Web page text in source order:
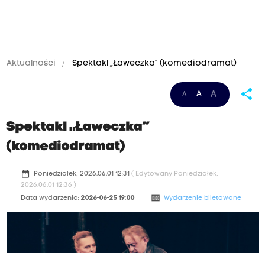
Aktualności Spektakl „Ławeczka” (komediodramat)
A A A share
Spektakl „Ławeczka”
(komediodramat)
date_range Poniedziałek, 2026.06.01 12:31 ( Edytowany Poniedziałek,
2026.06.01 12:36 )
Data wydarzenia: 2026-06-25 19:00 money Wydarzenie biletowane